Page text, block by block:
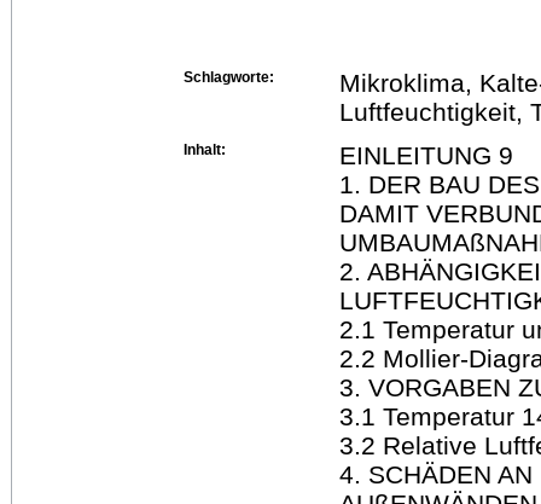
Schlagworte:
Mikroklima,
Luftfeuchtigkeit,
Inhalt:
EINLEITUNG 9
1. DER BAU
DAMIT
2.
2.1 Temperatur
2.2 Mollier-
3. VORGABEN
3.1 Temperatur
3.2 Relative
4. SCHÄDEN